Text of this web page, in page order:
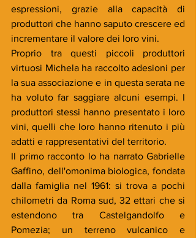
espressioni, grazie alla capacità di
produttori che hanno saputo crescere ed
incrementare il valore dei loro vini.
Proprio tra questi piccoli produttori
virtuosi Michela ha raccolto adesioni per
la sua associazione e in questa serata ne
ha voluto far saggiare alcuni esempi. I
produttori stessi hanno presentato i loro
vini, quelli che loro hanno ritenuto i più
adatti e rappresentativi del territorio.
Il primo racconto lo ha narrato Gabrielle
Gaffino, dell'omonima biologica, fondata
dalla famiglia nel 1961: si trova a pochi
chilometri da Roma sud, 32 ettari che si
estendono tra Castelgandolfo e
Pomezia; un terreno vulcanico e